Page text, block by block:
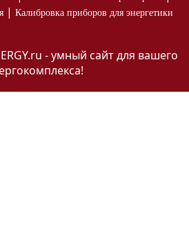
| Калибровка приборов для энергетики
- умный сайт для вашего